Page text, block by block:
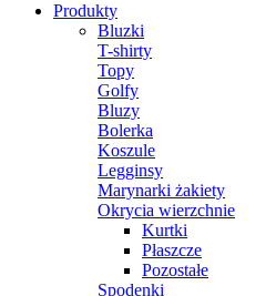
Produkty
Bluzki
T-shirty
Topy
Golfy
Bluzy
Bolerka
Koszule
Legginsy
Marynarki żakiety
Okrycia wierzchnie
Kurtki
Płaszcze
Pozostałe
Spodenki